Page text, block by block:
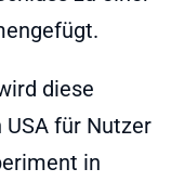
diese
für Nutzer
in